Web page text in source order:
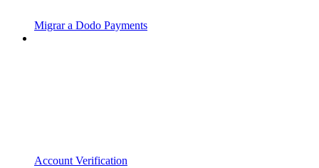
Migrar a Dodo Payments
Account Verification